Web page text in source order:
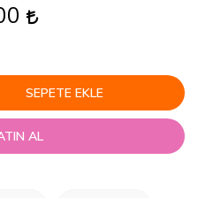
SEPETE EKLE
AL